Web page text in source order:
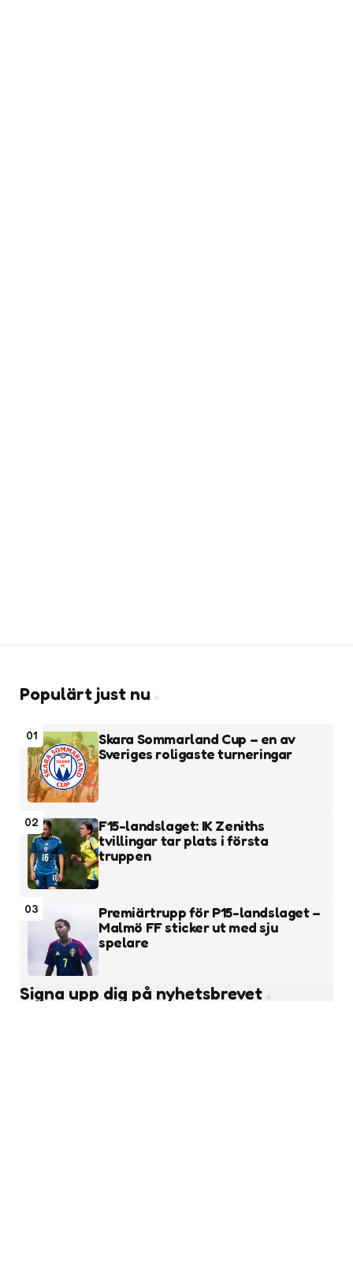
Populärt just nu
01
Skara Sommarland Cup – en av
Sveriges roligaste turneringar
02
F15-landslaget: IK Zeniths
tvillingar tar plats i första
truppen
03
Premiärtrupp för P15-landslaget –
Malmö FF sticker ut med sju
spelare
Signa upp dig på nyhetsbrevet